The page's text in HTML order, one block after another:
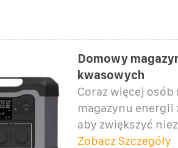
Domowy
kwasowych
Coraz więcej osób
magazynu energii
aby zwiększyć
Zobacz Szczegóły